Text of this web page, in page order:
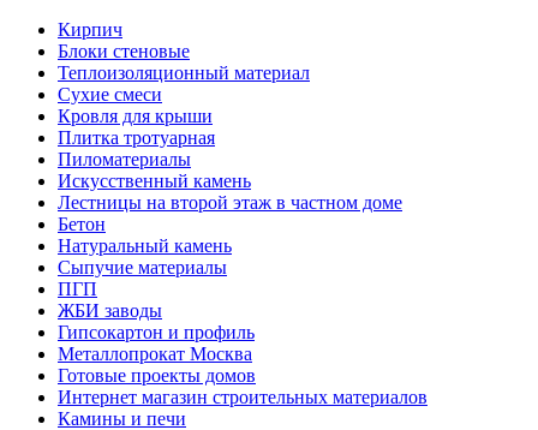
Кирпич
Блоки стеновые
Теплоизоляционный материал
Сухие смеси
Кровля для крыши
Плитка тротуарная
Пиломатериалы
Искусственный камень
Лестницы на второй этаж в частном доме
Бетон
Натуральный камень
Сыпучие материалы
ПГП
ЖБИ заводы
Гипсокартон и профиль
Металлопрокат Москва
Готовые проекты домов
Интернет магазин строительных материалов
Камины и печи